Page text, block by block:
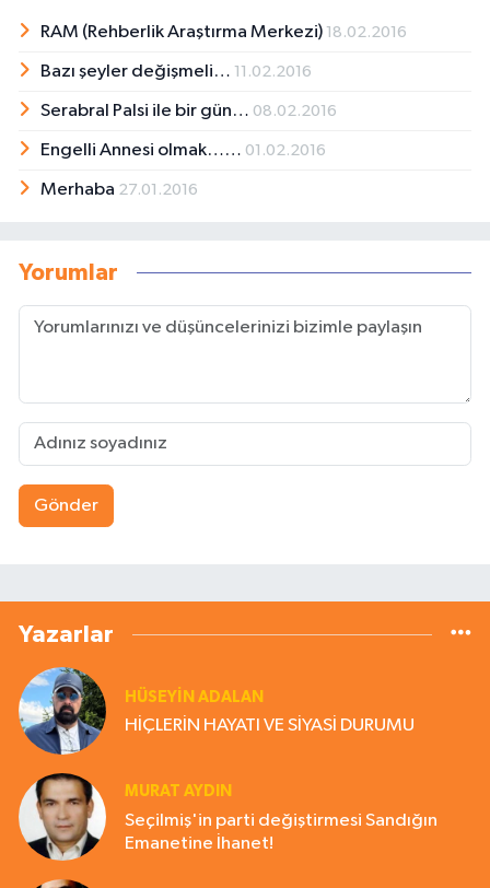
RAM (Rehberlik Araştırma Merkezi) 18.02.2016
Bazı şeyler değişmeli… 11.02.2016
Serabral Palsi ile bir gün… 08.02.2016
Engelli Annesi olmak…… 01.02.2016
Merhaba 27.01.2016
Yorumlar
Gönder
Yazarlar
HÜSEYIN ADALAN
HİÇLERİN HAYATI VE SİYASİ DURUMU
MURAT AYDIN
Seçilmiş'in parti değiştirmesi Sandığın
Emanetine İhanet!